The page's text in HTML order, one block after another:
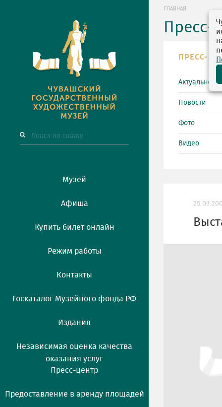
Музей
Афиша
Купить билет онлайн
Режим работы
Контакты
Госкаталог Музейного фонда РФ
Издания
Независимая оценка качества
оказания услуг
Пресс-центр
Предоставление в аренду площадей
ГЛАВНАЯ
Пресс-
ПРЕСС-
Актуально
Новости
Фото
Видео